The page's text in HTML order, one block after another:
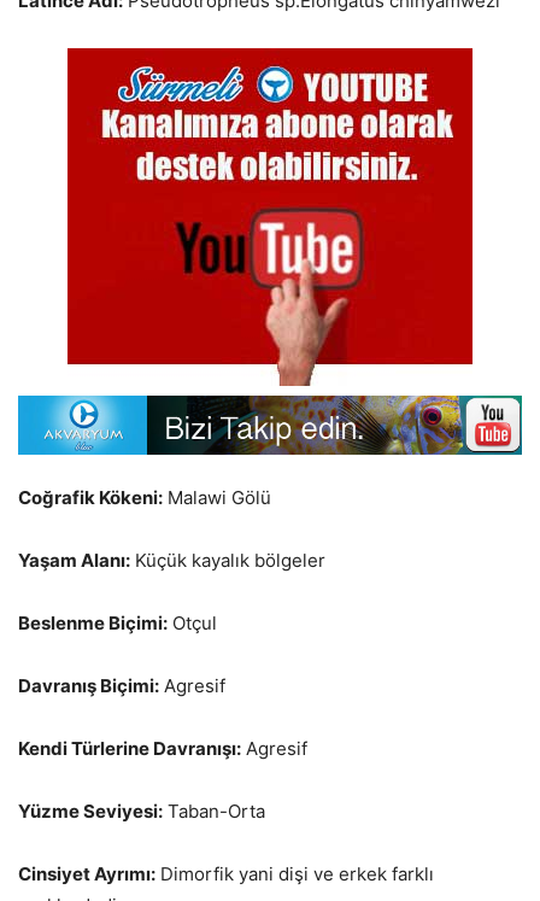
Coğrafik Kökeni: Malawi Gölü
Yaşam Alanı: Küçük kayalık bölgeler
Beslenme Biçimi: Otçul
Davranış Biçimi: Agresif
Kendi Türlerine Davranışı: Agresif
Yüzme Seviyesi: Taban-Orta
Cinsiyet Ayrımı: Dimorfik yani dişi ve erkek farklı